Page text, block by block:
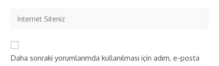
Daha sonraki yorumlarımda kullanılması için adım, e-posta